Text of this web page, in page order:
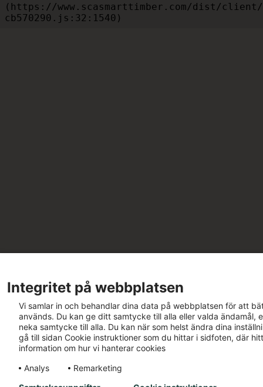
(https://www.scasmarttimber.com/dist/
cb570290.js:32:1540)
Integritet på webbplatsen
Vi samlar in och behandlar dina data på webbplatsen för att
används. Du kan ge ditt samtycke till alla eller valda ändamål,
neka samtycke till alla. Du kan när som helst ändra dina
gå till sidan Cookie instruktioner som du hittar i sidfoten, där
information om hur vi hanterar cookies
Analys
Remarketing